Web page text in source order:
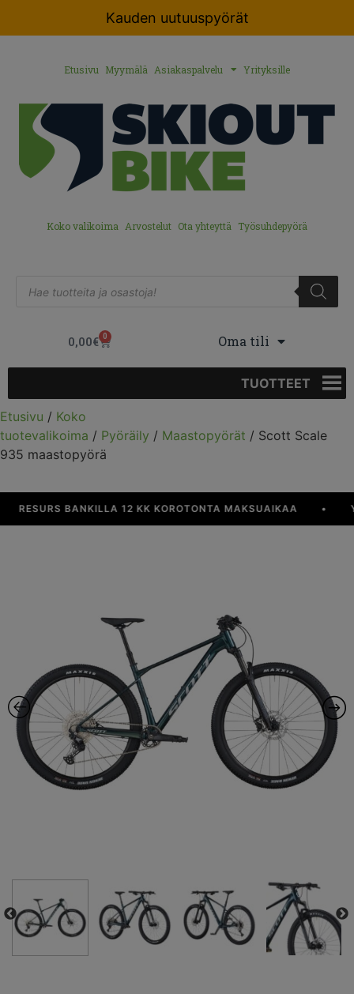
Kauden uutuuspyörät
Etusivu Myymälä Asiakaspalvelu Yrityksille
Koko valikoima Arvostelut Ota yhteyttä Työsuhdepyörä
0,00€ 0 Oma tili
TUOTTEET
Etusivu / Koko
tuotevalikoima / Pyöräily / Maastopyörät / Scott Scale
935 maastopyörä
BANKILLA 12 KK KOROTONTA MAKSUAIKAA YLI